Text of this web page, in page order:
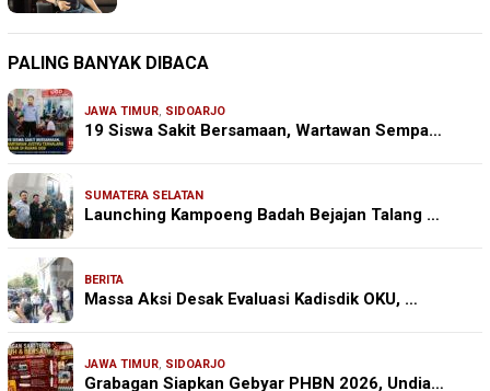
PALING BANYAK DIBACA
JAWA TIMUR, SIDOARJO
19 Siswa Sakit Bersamaan, Wartawan Sempa…
SUMATERA SELATAN
Launching Kampoeng Badah Bejajan Talang …
BERITA
Massa Aksi Desak Evaluasi Kadisdik OKU, …
JAWA TIMUR, SIDOARJO
Grabagan Siapkan Gebyar PHBN 2026, Undia…